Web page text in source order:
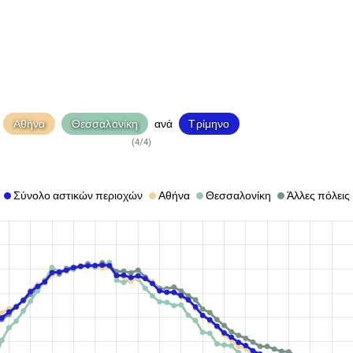
Αθήνα Θεσσαλονίκη
(4/4)
ανά Τρίμηνο
Σύνολο αστικών περιοχών Αθήνα Θεσσαλονίκη Άλλες πόλεις